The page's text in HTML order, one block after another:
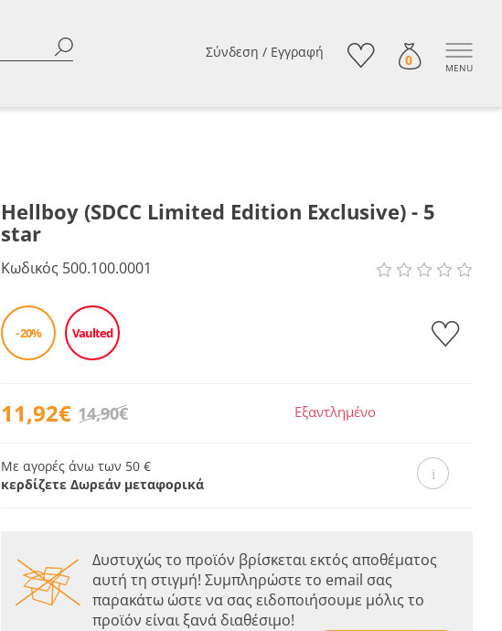
Σύνδεση / Εγγραφή 0 MENU
Hellboy (SDCC Limited Edition Exclusive) - 5
star
Κωδικός 500.100.0001
- 20% Vaulted
11,92€ 14,90€ Εξαντλημένο
Με αγορές άνω των 50 €
κερδίζετε Δωρεάν μεταφορικά
Δυστυχώς το προϊόν βρίσκεται εκτός αποθέματος
αυτή τη στιγμή! Συμπληρώστε το email σας
παρακάτω ώστε να σας ειδοποιήσουμε μόλις το
προϊόν είναι ξανά διαθέσιμο!